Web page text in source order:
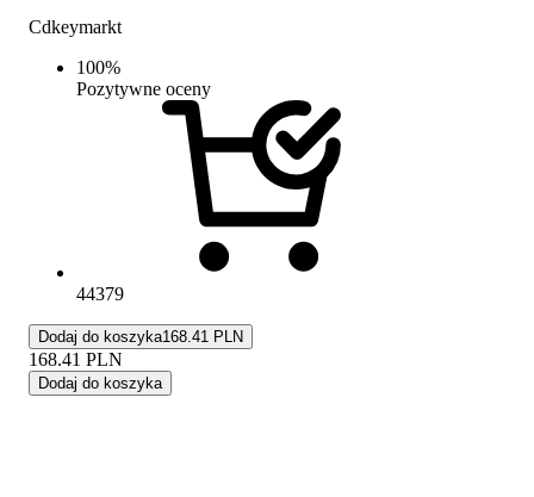
Cdkeymarkt
100%
Pozytywne oceny
44379
Dodaj do koszyka168.41 PLN
168.41 PLN
Dodaj do koszyka